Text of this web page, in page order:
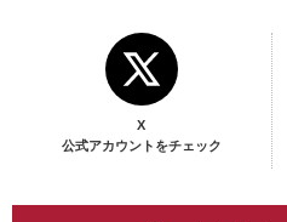
X
公式アカウントをチェック